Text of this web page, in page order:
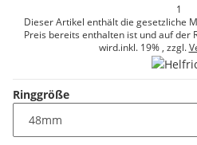
1
Dieser Artikel enthält die gesetzliche
Preis bereits enthalten ist und auf der
wird.inkl. 19%, zzgl.
Ringgröße